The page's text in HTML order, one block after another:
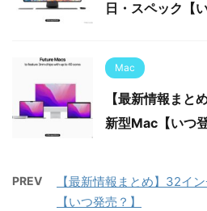
日・スペック【
Mac
【最新情報まと
新型Mac【いつ登
PREV
【最新情報まとめ】32イ
【いつ発売？】